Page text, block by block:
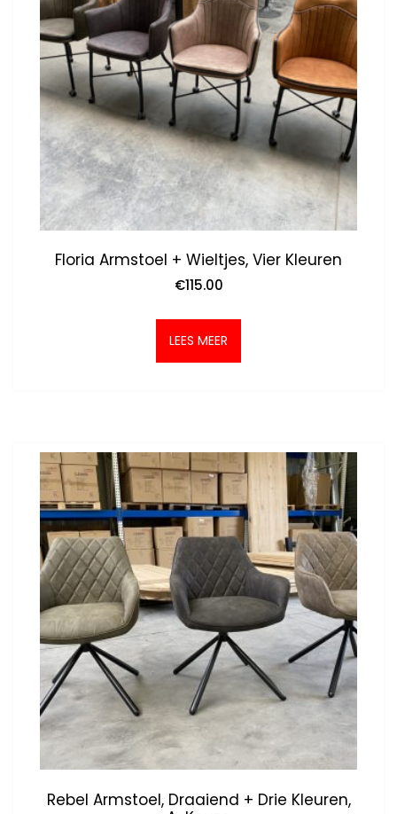
Floria Armstoel + Wieltjes, Vier Kleuren
€115.00
LEES MEER
Rebel Armstoel, Draaiend + Drie Kleuren,